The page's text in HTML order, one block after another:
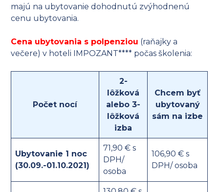
majú na ubytovanie dohodnutú zvýhodnenú
cenu ubytovania.
Cena ubytovania s polpenziou (raňajky a
večere) v hoteli IMPOZANT**** počas školenia:
Počet nocí
2-
lôžková
alebo 3-
lôžková
izba
Chcem byť
ubytovaný
sám na izbe
Ubytovanie 1 noc
(30.09.-01.10.2021)
71,90 € s
DPH/
osoba
106,90 € s
DPH/ osoba